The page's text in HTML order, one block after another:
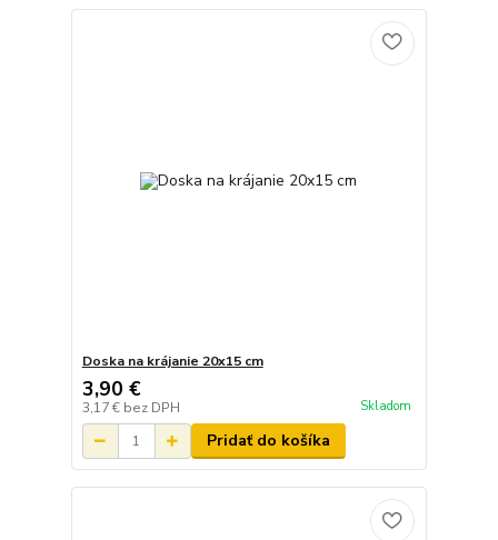
Doska na krájanie 20x15 cm
3,90 €
3,17 € bez DPH Skladom
Pridať do košíka